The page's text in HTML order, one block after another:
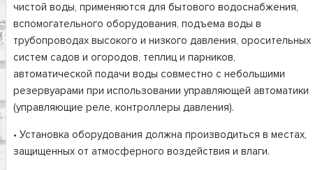
чистой воды, применяются для бытового водоснабжения,
вспомогательного оборудования, подъема воды в
трубопроводах высокого и низкого давления, оросительных
систем садов и огородов, теплиц и парников,
автоматической подачи воды совместно с небольшими
резервуарами при использовании управляющей автоматики
(управляющие реле, контроллеры давления).
• Установка оборудования должна производиться в местах,
защищенных от атмосферного воздействия и влаги.